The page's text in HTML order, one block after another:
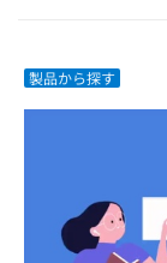
製品から探す